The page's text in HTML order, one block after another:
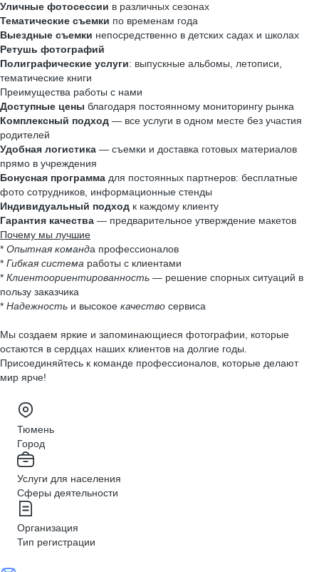
Уличные фотосессии в различных сезонах
Тематические съемки по временам года
Выездные съемки непосредственно в детских садах и школах
Ретушь фотографий
Полиграфические услуги: выпускные альбомы, летописи,
тематические книги
Преимущества работы с нами
Доступные цены благодаря постоянному мониторингу рынка
Комплексный подход — все услуги в одном месте без участия
родителей
Удобная логистика — съемки и доставка готовых материалов
прямо в учреждения
Бонусная программа для постоянных партнеров: бесплатные
фото сотрудников, информационные стенды
Индивидуальный подход к каждому клиенту
Гарантия качества — предварительное утверждение макетов
Почему мы лучшие
* Опытная команда профессионалов
* Гибкая система работы с клиентами
* Клиентоориентированность — решение спорных ситуаций в
пользу заказчика
* Надежность и высокое качество сервиса
Мы создаем яркие и запоминающиеся фотографии, которые
остаются в сердцах наших клиентов на долгие годы.
Присоединяйтесь к команде профессионалов, которые делают
мир ярче!
Тюмень
Город
Услуги для населения
Сферы деятельности
Организация
Тип регистрации